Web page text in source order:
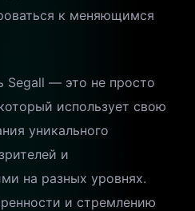
к меняющимся
Segall — это не просто
использует свою
уникального
и
на разных уровнях.
и стремлению